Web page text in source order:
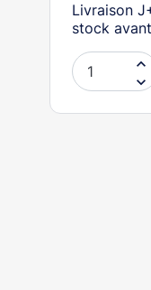
Livraison
stock

